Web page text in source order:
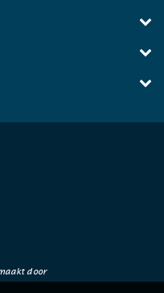
door